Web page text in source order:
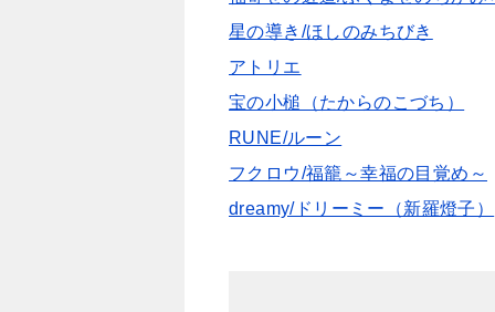
星の導き/ほしのみちびき
アトリエ
宝の小槌（たからのこづち）
RUNE/ルーン
フクロウ/福籠～幸福の目覚め～
dreamy/ドリーミー（新羅燈子）